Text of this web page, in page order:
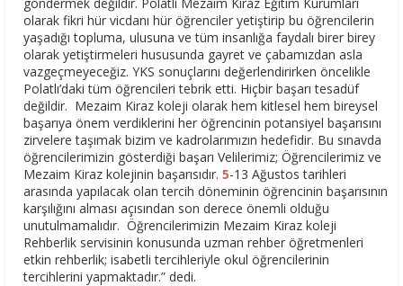
olarak fikri hür vicdanı hür öğrenciler yetiştirip bu öğrencilerin
yaşadığı topluma, ulusuna ve tüm insanlığa faydalı birer birey
olarak yetiştirmeleri hususunda gayret ve çabamızdan asla
vazgeçmeyeceğiz. YKS sonuçlarını değerlendirirken öncelikle
Polatlı’daki tüm öğrencileri tebrik etti. Hiçbir başarı tesadüf
değildir. Mezaim Kiraz koleji olarak hem kitlesel hem bireysel
başarıya önem verdiklerini her öğrencinin potansiyel başarısını
zirvelere taşımak bizim ve kadrolarımızın hedefidir. Bu sınavda
öğrencilerimizin gösterdiği başarı Velilerimiz; Öğrencilerimiz ve
Mezaim Kiraz kolejinin başarısıdır. 5-13 Ağustos tarihleri
arasında yapılacak olan tercih döneminin öğrencinin başarısının
karşılığını alması açısından son derece önemli olduğu
unutulmamalıdır. Öğrencilerimizin Mezaim Kiraz koleji
Rehberlik servisinin konusunda uzman rehber öğretmenleri
etkin rehberlik; isabetli tercihleriyle okul öğrencilerinin
tercihlerini yapmaktadır.” dedi.